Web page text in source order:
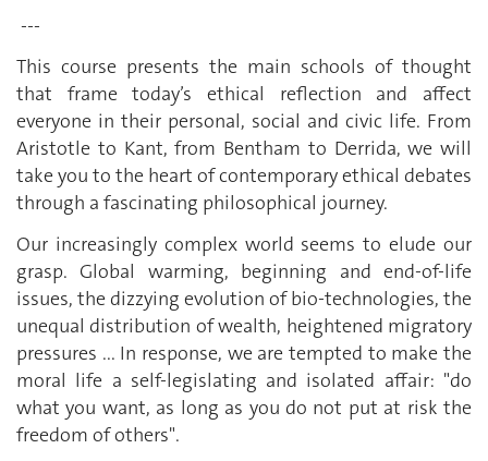
---
This course presents the main schools of thought
that frame today’s ethical reflection and affect
everyone in their personal, social and civic life. From
Aristotle to Kant, from Bentham to Derrida, we will
take you to the heart of contemporary ethical debates
through a fascinating philosophical journey.
Our increasingly complex world seems to elude our
grasp. Global warming, beginning and end-of-life
issues, the dizzying evolution of bio-technologies, the
unequal distribution of wealth, heightened migratory
pressures ... In response, we are tempted to make the
moral life a self-legislating and isolated affair: "do
what you want, as long as you do not put at risk the
freedom of others".